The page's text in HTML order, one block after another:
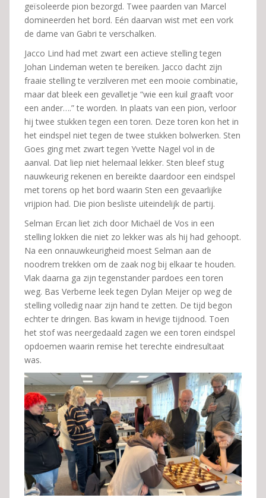
geïsoleerde pion bezorgd. Twee paarden van Marcel
domineerden het bord. Eén daarvan wist met een vork
de dame van Gabri te verschalken.
Jacco Lind had met zwart een actieve stelling tegen
Johan Lindeman weten te bereiken. Jacco dacht zijn
fraaie stelling te verzilveren met een mooie combinatie,
maar dat bleek een gevalletje “wie een kuil graaft voor
een ander….” te worden. In plaats van een pion, verloor
hij twee stukken tegen een toren. Deze toren kon het in
het eindspel niet tegen de twee stukken bolwerken. Sten
Goes ging met zwart tegen Yvette Nagel vol in de
aanval. Dat liep niet helemaal lekker. Sten bleef stug
nauwkeurig rekenen en bereikte daardoor een eindspel
met torens op het bord waarin Sten een gevaarlijke
vrijpion had. Die pion besliste uiteindelijk de partij.
Selman Ercan liet zich door Michaël de Vos in een
stelling lokken die niet zo lekker was als hij had gehoopt.
Na een onnauwkeurigheid moest Selman aan de
noodrem trekken om de zaak nog bij elkaar te houden.
Vlak daarna ga zijn tegenstander pardoes een toren
weg. Bas Verberne leek tegen Dylan Meijer op weg de
stelling volledig naar zijn hand te zetten. De tijd begon
echter te dringen. Bas kwam in hevige tijdnood. Toen
het stof was neergedaald zagen we een toren eindspel
opdoemen waarin remise het terechte eindresultaat
was.